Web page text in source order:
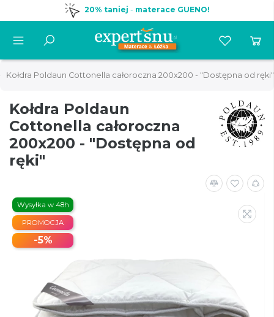
20% taniej - materace GUENO!
Kołdra Poldaun Cottonella całoroczna 200x200 - "Dostępna od ręki"
Kołdra Poldaun
Cottonella całoroczna
200x200 - "Dostępna od
ręki"
PROMOCJA
-5%
Wysyłka w 48h